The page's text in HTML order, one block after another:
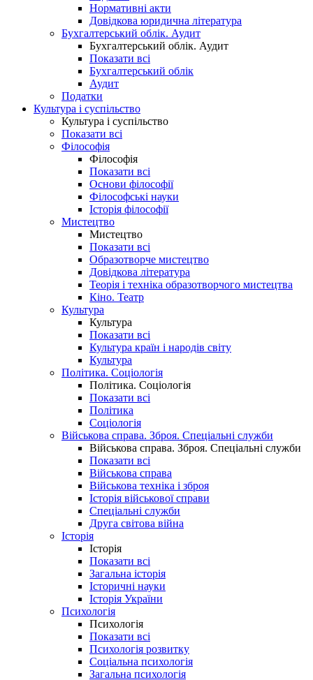
Нормативні акти
Довідкова юридична література
Бухгалтерський облік. Аудит
Бухгалтерський облік. Аудит
Показати всі
Бухгалтерський облік
Аудит
Податки
Культура і суспільство
Культура і суспільство
Показати всі
Філософія
Філософія
Показати всі
Основи філософії
Філософські науки
Історія філософії
Мистецтво
Мистецтво
Показати всі
Образотворче мистецтво
Довідкова література
Теорія і техніка образотворчого мистецтва
Кіно. Театр
Культура
Культура
Показати всі
Культура країн і народів світу
Культура
Політика. Соціологія
Політика. Соціологія
Показати всі
Політика
Соціологія
Військова справа. Зброя. Спеціальні служби
Військова справа. Зброя. Спеціальні служби
Показати всі
Військова справа
Військова техніка і зброя
Історія військової справи
Спеціальні служби
Друга світова війна
Історія
Історія
Показати всі
Загальна історія
Історичні науки
Історія України
Психологія
Психологія
Показати всі
Психологія розвитку
Соціальна психологія
Загальна психологія